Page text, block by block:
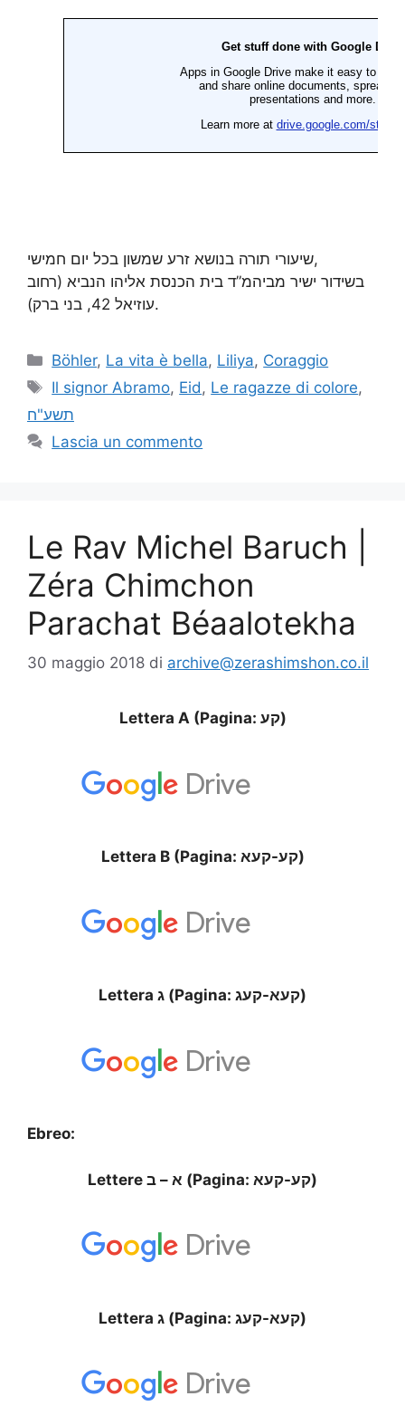
שיעורי תורה בנושא זרע שמשון בכל יום חמישי,
בשידור ישיר מביהמ”ד בית הכנסת אליהו הנביא (רחוב
עוזיאל 42, בני ברק).
Böhler, La vita è bella, Liliya, Coraggio
Il signor Abramo, Eid , Le ragazze di colore,
תשע"ח
Lascia un commento
Le Rav Michel Baruch |
Zéra Chimchon
Parachat Béaalotekha
30 maggio 2018 di archive@zerashimshon.co.il
Lettera A (Pagina: קע)
Lettera B (Pagina: קע-קעא)
Lettera ג (Pagina: קעא-קעג)
Ebreo:
Lettere א – ב (Pagina: קע-קעא)
Lettera ג (Pagina: קעא-קעג)